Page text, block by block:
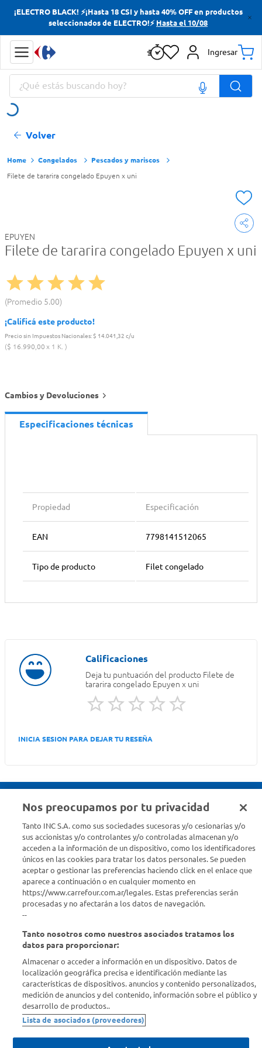
¡ELECTRO BLACK! ⚡¡Hasta 18 CSI y hasta 40% OFF en productos
seleccionados de ELECTRO!⚡ Hasta el 10/08
Ingresar
¿Qué estás buscando hoy?
Volver
Congelados Pescados y mariscos
Filete de tararira congelado Epuyen x uni
EPUYEN
Filete de tararira congelado Epuyen x uni
Promedio 5.00
¡Calificá este producto!
Precio sin Impuestos Nacionales:$ 14.041,32 c/u
$ 16.990,00 1 K.
Cambios y Devoluciones
Especificaciones técnicas
Propiedad Especificación
EAN 7798141512065
Tipo de producto Filet congelado
Deja tu puntuación del producto Filete de
tararira congelado Epuyen x uni
INICIA SESION PARA DEJAR TU RESEÑA
Estamos para ayudarte
¿Tenés una consulta? Comunicate con nosotros acá
Descubrí Carrefour
Conocenos
Info útil
Comprá Online
Nos preocupamos por tu privacidad
Tanto INC S.A. como sus sociedades sucesoras y/o cesionarias y/o
sus accionistas y/o controlantes y/o controladas almacenan y/o
acceden a la información de un dispositivo, como los identificadores
únicos en las cookies para tratar los datos personales. Se pueden
aceptar o gestionar las preferencias haciendo click en el enlace que
aparece a continuación o en cualquier momento en
https://www.carrefour.com.ar/legales. Estas preferencias serán
procesadas y no afectarán a los datos de navegación.
--
Tanto nosotros como nuestros asociados tratamos los
datos para proporcionar:
Almacenar o acceder a información en un dispositivo. Datos de
localización geográfica precisa e identificación mediante las
características de dispositivos. anuncios y contenido personalizados,
medición de anuncios y del contenido, información sobre el público y
desarrollo de productos..
Lista de asociados (proveedores)
Términos más buscados
Yerba
Cerveza
Papas Fritas
Términos más buscados
Yerba
Cerveza
Papas Fritas
Doves